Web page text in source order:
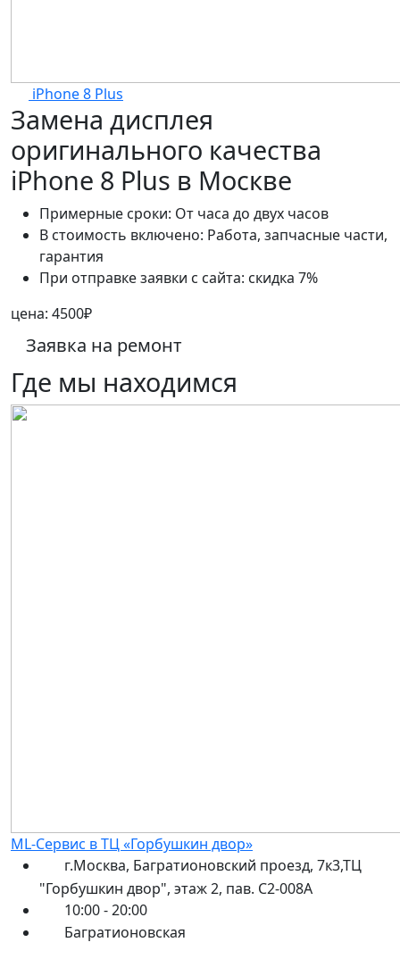
iPhone 8 Plus
Замена дисплея
оригинального качества
iPhone 8 Plus в Москве
Примерные сроки: От часа до двух часов
В стоимость включено: Работа, запчасные части,
гарантия
При отправке заявки с сайта: скидка 7%
цена: 4500₽
Заявка на ремонт
Где мы находимся
ML-Сервис в ТЦ «Горбушкин двор»
г.Москва, Багратионовский проезд, 7к3,ТЦ
"Горбушкин двор", этаж 2, пав. С2-008А
10:00 - 20:00
Багратионовская